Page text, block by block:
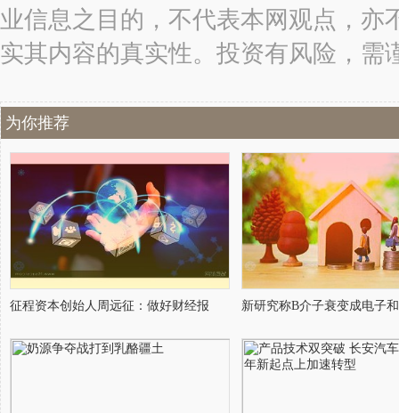
业信息之目的，不代表本网观点，亦
实其内容的真实性。投资有风险，需
为你推荐
征程资本创始人周远征：做好财经报 新研究称B介子衰变成电子